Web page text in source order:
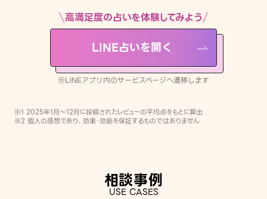
※LINEアプリ内のサービスページへ遷移します
高満足度の占いを体験してみよう
LINE占いを開く
※LINEアプリ内のサービスページへ遷移します
※1 2025年1月〜12月に投稿されたレビューの平均点をもとに算出
※2 個人の感想であり、効果・効能を保証するものではありません
相談事例
USE CASES